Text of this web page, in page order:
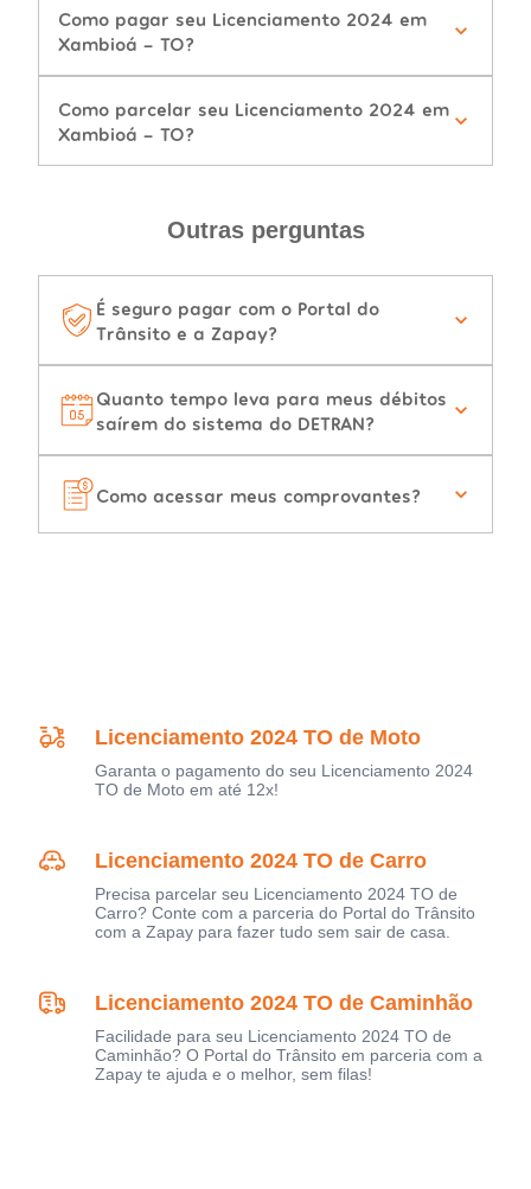
Como pagar seu Licenciamento 2024 em
Xambioá - TO?
Como parcelar seu Licenciamento 2024 em
Xambioá - TO?
Outras perguntas
É seguro pagar com o Portal do
Trânsito e a Zapay?
Quanto tempo leva para meus débitos
saírem do sistema do DETRAN?
Como acessar meus comprovantes?
Licenciamento 2024 TO de Moto
Garanta o pagamento do seu Licenciamento 2024
TO de Moto em até 12x!
Licenciamento 2024 TO de Carro
Precisa parcelar seu Licenciamento 2024 TO de
Carro? Conte com a parceria do Portal do Trânsito
com a Zapay para fazer tudo sem sair de casa.
Licenciamento 2024 TO de Caminhão
Facilidade para seu Licenciamento 2024 TO de
Caminhão? O Portal do Trânsito em parceria com a
Zapay te ajuda e o melhor, sem filas!